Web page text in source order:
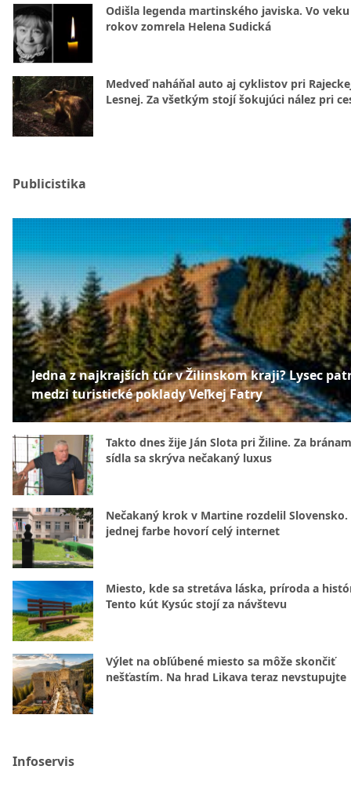
Odišla legenda martinského javiska. Vo veku
rokov zomrela Helena Sudická
Medveď naháňal auto aj cyklistov pri
Lesnej. Za všetkým stojí šokujúci nález pri
Publicistika
Jedna z najkrajších túr v Žilinskom kraji? Lysec
medzi turistické poklady Veľkej Fatry
Takto dnes žije Ján Slota pri Žiline. Za
sídla sa skrýva nečakaný luxus
Nečakaný krok v Martine rozdelil Slovensko.
jednej farbe hovorí celý internet
Miesto, kde sa stretáva láska, príroda a
Tento kút Kysúc stojí za návštevu
Výlet na obľúbené miesto sa môže skončiť
nešťastím. Na hrad Likava teraz nevstupujte
Infoservis